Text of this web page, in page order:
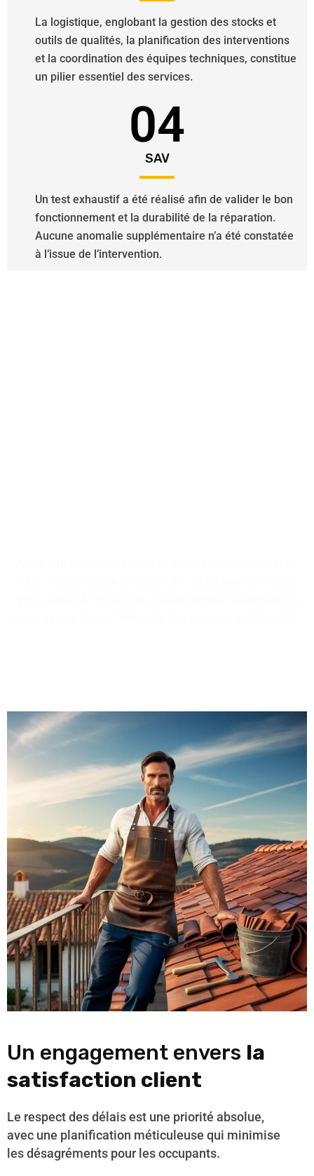
La logistique, englobant la gestion des stocks et
outils de qualités, la planification des interventions
et la coordination des équipes techniques, constitue
un pilier essentiel des services.
04
SAV
Un test exhaustif a été réalisé afin de valider le bon
fonctionnement et la durabilité de la réparation.
Aucune anomalie supplémentaire n’a été constatée
à l’issue de l’intervention.
Un engagement envers la
satisfaction client
Le respect des délais est une priorité absolue,
avec une planification méticuleuse qui minimise
les désagréments pour les occupants.